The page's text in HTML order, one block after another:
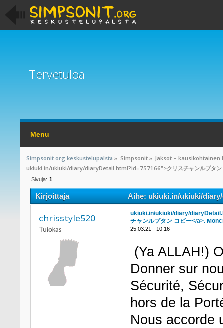
Tervetuloa
Menu
Simpsonit.org keskustelupalsta » Simpsonit» Jaksot – kausikohtainen
ukiuki.in/ukiuki/diary/diaryDetail.html?id=757166">クリスチャンルブタ
Sivuja: 1
Kirjoittaja
Aihe: ukiuki.in/ukiuki/diary/
Moncler (Luettu 9659 kertaa)
chrisstyle520
ukiuki.in/ukiuki/diary/
チャンルブタン コピー</a>.
25.03.21 - 10:16
(Ya ALLAH!)
Donner sur
Sécurité,
hors de la
Nous accorde